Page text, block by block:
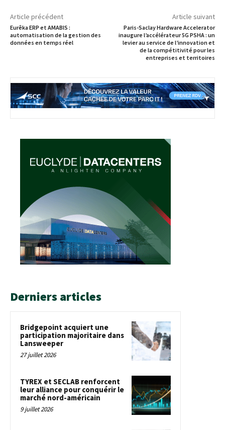
Article précédent
Eurêka ERP et AMABIS :
automatisation de la gestion des
données en temps réel
Article suivant
Paris-Saclay Hardware Accelerator
inaugure l’accélérateur 5G PSHA : un
levier au service de l’innovation et
de la compétitivité pour les
entreprises et territoires
Derniers articles
Bridgepoint acquiert une
participation majoritaire dans
Lansweeper
27 juillet 2026
TYREX et SECLAB renforcent
leur alliance pour conquérir le
marché nord-américain
9 juillet 2026